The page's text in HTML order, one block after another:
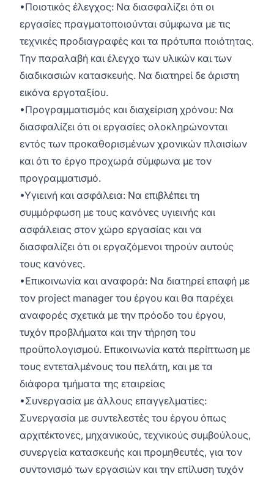
•Ποιοτικός έλεγχος: Να διασφαλίζει ότι οι
εργασίες πραγματοποιούνται σύμφωνα με τις
τεχνικές προδιαγραφές και τα πρότυπα ποιότητας.
Την παραλαβή και έλεγχο των υλικών και των
διαδικασιών κατασκευής. Να διατηρεί δε άριστη
εικόνα εργοταξίου.
•Προγραμματισμός και διαχείριση χρόνου: Να
διασφαλίζει ότι οι εργασίες ολοκληρώνονται
εντός των προκαθορισμένων χρονικών πλαισίων
και ότι το έργο προχωρά σύμφωνα με τον
προγραμματισμό.
•Υγιεινή και ασφάλεια: Να επιβλέπει τη
συμμόρφωση με τους κανόνες υγιεινής και
ασφάλειας στον χώρο εργασίας και να
διασφαλίζει ότι οι εργαζόμενοι τηρούν αυτούς
τους κανόνες.
•Επικοινωνία και αναφορά: Να διατηρεί επαφή με
τον project manager του έργου και θα παρέχει
αναφορές σχετικά με την πρόοδο του έργου,
τυχόν προβλήματα και την τήρηση του
προϋπολογισμού. Επικοινωνία κατά περίπτωση με
τους εντεταλμένους του πελάτη, και με τα
διάφορα τμήματα της εταιρείας
•Συνεργασία με άλλους επαγγελματίες:
Συνεργασία με συντελεστές του έργου όπως
αρχιτέκτονες, μηχανικούς, τεχνικούς συμβούλους,
συνεργεία κατασκευής και προμηθευτές, για τον
συντονισμό των εργασιών και την επίλυση τυχόν